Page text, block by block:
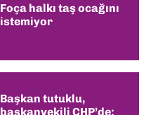
Foça halkı taş ocağını
istemiyor
Başkan tutuklu,
başkanvekili CHP’de: